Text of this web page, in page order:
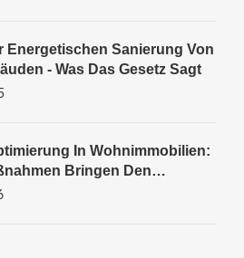
Energetischen Sanierung Von
- Was Das Gesetz Sagt
In Wohnimmobilien:
Bringen Den